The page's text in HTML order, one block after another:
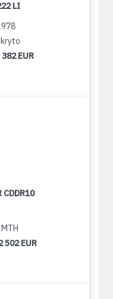
LI
382 EUR
CDDR10
502 EUR